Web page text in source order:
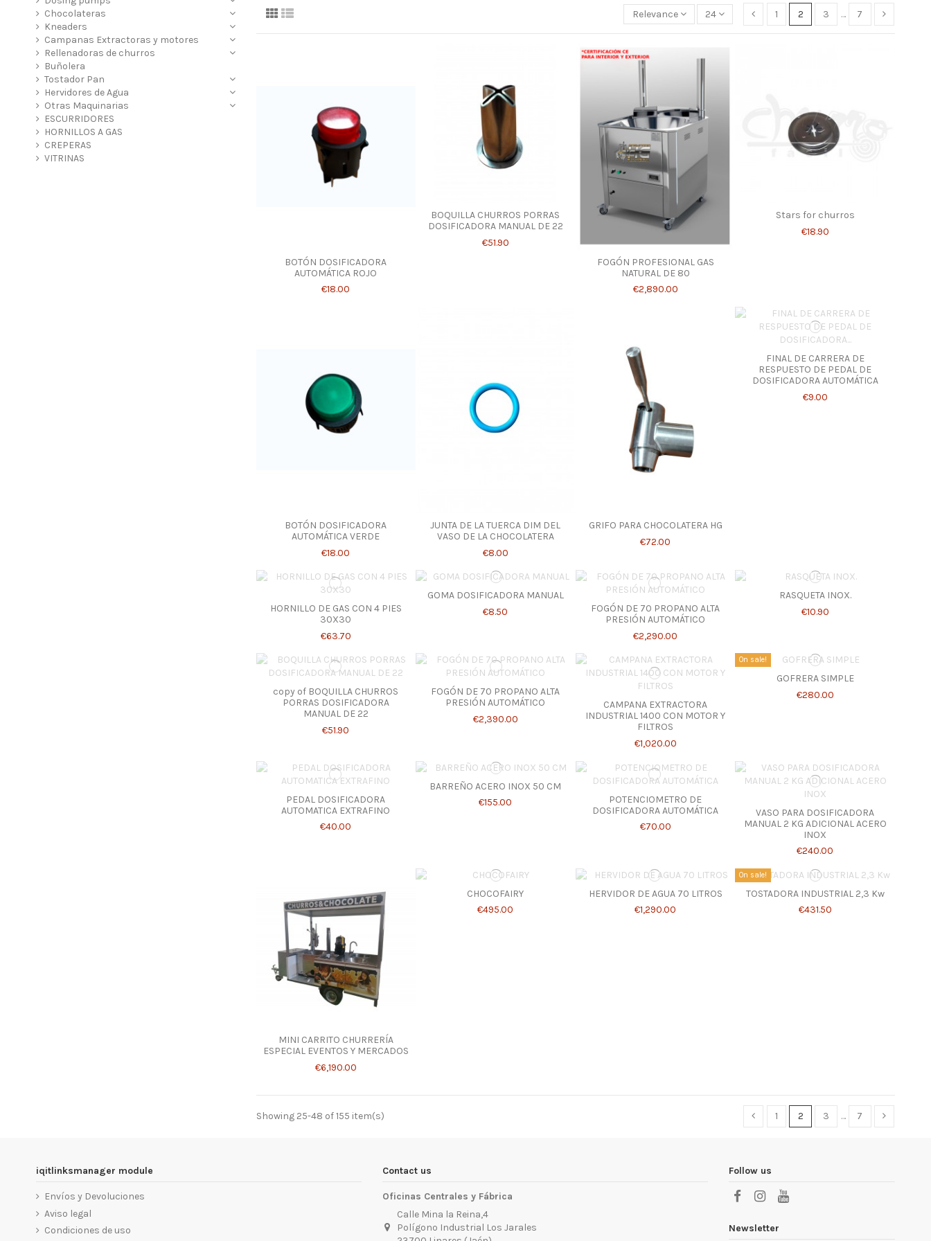
Relevance 24 1 2 3 … 7
BOTÓN DOSIFICADORA
AUTOMÁTICA ROJO
€18.00
BOQUILLA CHURROS PORRAS
DOSIFICADORA MANUAL DE 22
€51.90
FOGÓN PROFESIONAL GAS
NATURAL DE 80
€2,890.00
Stars for churros
€18.90
BOTÓN DOSIFICADORA
AUTOMÁTICA VERDE
€18.00
JUNTA DE LA TUERCA DIM DEL
VASO DE LA CHOCOLATERA
€8.00
GRIFO PARA CHOCOLATERA HG
€72.00
FINAL DE CARRERA DE
RESPUESTO DE PEDAL DE
DOSIFICADORA AUTOMÁTICA
€9.00
HORNILLO DE GAS CON 4 PIES
30X30
€63.70
GOMA DOSIFICADORA MANUAL
€8.50
FOGÓN DE 70 PROPANO ALTA
PRESIÓN AUTOMÁTICO
€2,290.00
RASQUETA INOX.
€10.90
copy of BOQUILLA CHURROS
PORRAS DOSIFICADORA
MANUAL DE 22
€51.90
FOGÓN DE 70 PROPANO ALTA
PRESIÓN AUTOMÁTICO
€2,390.00
CAMPANA EXTRACTORA
INDUSTRIAL 1400 CON MOTOR Y
FILTROS
€1,020.00
On sale!
GOFRERA SIMPLE
€280.00
PEDAL DOSIFICADORA
AUTOMATICA EXTRAFINO
€40.00
BARREÑO ACERO INOX 50 CM
€155.00
POTENCIOMETRO DE
DOSIFICADORA AUTOMÁTICA
€70.00
VASO PARA DOSIFICADORA
MANUAL 2 KG ADICIONAL ACERO
INOX
€240.00
MINI CARRITO CHURRERÍA
ESPECIAL EVENTOS Y MERCADOS
€6,190.00
CHOCOFAIRY
€495.00
HERVIDOR DE AGUA 70 LITROS
€1,290.00
On sale!
TOSTADORA INDUSTRIAL 2,3 Kw
€431.50
Showing 25-48 of 155 item(s) 1 2 3 … 7
Chocolateras
Kneaders
Campanas Extractoras y motores
Rellenadoras de churros
Buñolera
Tostador Pan
Hervidores de Agua
Otras Maquinarias
ESCURRIDORES
HORNILLOS A GAS
CREPERAS
VITRINAS
iqitlinksmanager module
Envíos y Devoluciones
Aviso legal
Condiciones de uso
Contact us
Oficinas Centrales y Fábrica
Calle Mina la Reina,4
Polígono Industrial Los Jarales
Follow us
Newsletter